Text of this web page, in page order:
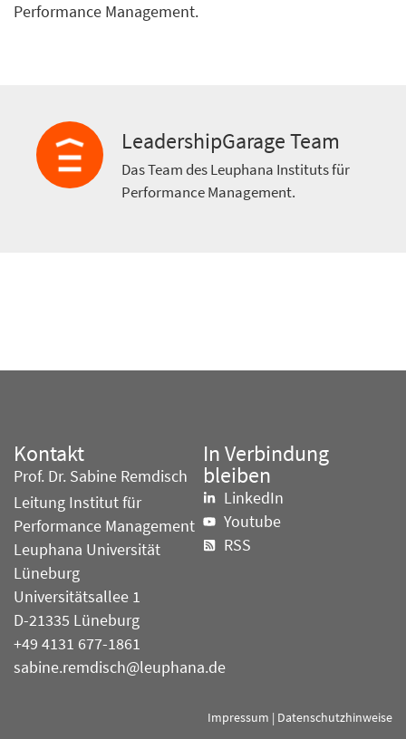
Performance Management.
LeadershipGarage Team
Das Team des Leuphana Instituts für
Performance Management.
Kontakt
Prof. Dr. Sabine Remdisch
Leitung Institut für
Performance Management
Leuphana Universität
Lüneburg
Universitätsallee 1
D-21335 Lüneburg
+49 4131 677-1861
sabine.remdisch@leuphana.de
In Verbindung
bleiben
LinkedIn
Youtube
RSS
Impressum | Datenschutzhinweise